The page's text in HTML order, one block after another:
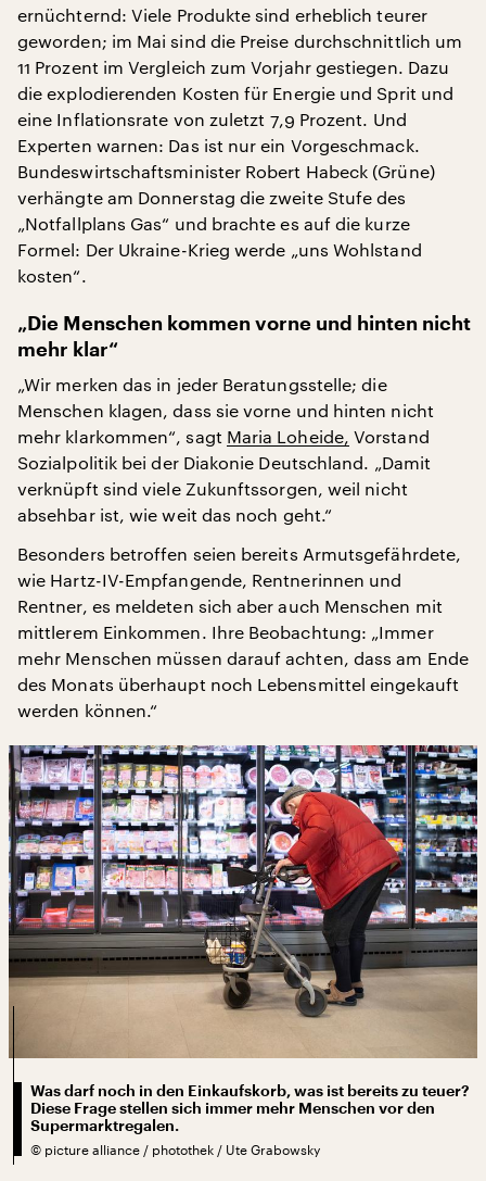
ernüchternd: Viele Produkte sind erheblich teurer
geworden; im Mai sind die Preise durchschnittlich um
11 Prozent im Vergleich zum Vorjahr gestiegen. Dazu
die explodierenden Kosten für Energie und Sprit und
eine Inflationsrate von zuletzt 7,9 Prozent. Und
Experten warnen: Das ist nur ein Vorgeschmack.
Bundeswirtschaftsminister Robert Habeck (Grüne)
verhängte am Donnerstag die zweite Stufe des
„Notfallplans Gas“ und brachte es auf die kurze
Formel: Der Ukraine-Krieg werde „uns Wohlstand
kosten“.
„Die Menschen kommen vorne und hinten nicht
mehr klar“
„Wir merken das in jeder Beratungsstelle; die
Menschen klagen, dass sie vorne und hinten nicht
mehr klarkommen“, sagt Maria Loheide, Vorstand
Sozialpolitik bei der Diakonie Deutschland. „Damit
verknüpft sind viele Zukunftssorgen, weil nicht
absehbar ist, wie weit das noch geht.“
Besonders betroffen seien bereits Armutsgefährdete,
wie Hartz-IV-Empfangende, Rentnerinnen und
Rentner, es meldeten sich aber auch Menschen mit
mittlerem Einkommen. Ihre Beobachtung: „Immer
mehr Menschen müssen darauf achten, dass am Ende
des Monats überhaupt noch Lebensmittel eingekauft
werden können.“
Was darf noch in den Einkaufskorb, was ist bereits zu teuer?
Diese Frage stellen sich immer mehr Menschen vor den
Supermarktregalen.
© picture alliance / photothek / Ute Grabowsky